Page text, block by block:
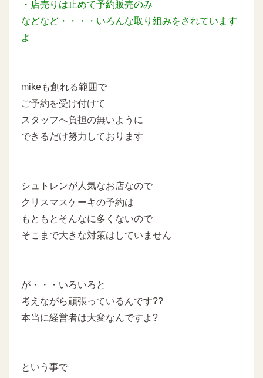
・店売りは止めて予約販売のみ
などなど・・・・いろんな取り組みをされています
よ
mikeも創れる範囲で
ご予約を受け付けて
スタッフへ負担の無いように
できるだけ努力しております
シュトレンが人気なお店なので
クリスマスケーキの予約は
もともとそんなに多くないので
そこまで大きな対策はしていません
が・・・いろいろと
考えながら頑張っているんです??
本当に経営者は大変なんですよ?
という事で